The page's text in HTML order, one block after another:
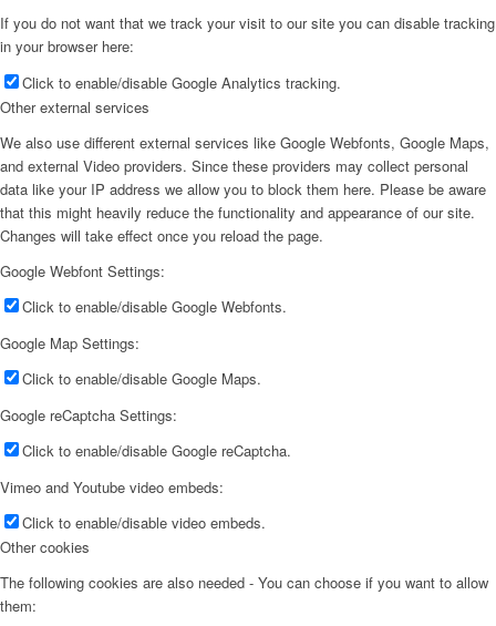
If you do not want that we track your visit to our site you can disable tracking
in your browser here:
Click to enable/disable Google Analytics tracking.
Other external services
We also use different external services like Google Webfonts, Google Maps,
and external Video providers. Since these providers may collect personal
data like your IP address we allow you to block them here. Please be aware
that this might heavily reduce the functionality and appearance of our site.
Changes will take effect once you reload the page.
Google Webfont Settings:
Click to enable/disable Google Webfonts.
Google Map Settings:
Click to enable/disable Google Maps.
Google reCaptcha Settings:
Click to enable/disable Google reCaptcha.
Vimeo and Youtube video embeds:
Click to enable/disable video embeds.
Other cookies
The following cookies are also needed - You can choose if you want to allow
them: